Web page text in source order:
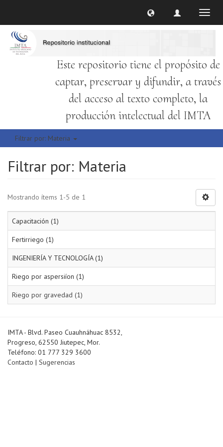
Este repositorio tiene el propósito de
captar, preservar y difundir, a través
del acceso al texto completo, la
producción intelectual del IMTA
Filtrar por: Materia
Filtrar por: Materia
Mostrando ítems 1-5 de 1
Capacitación (1)
Fertirriego (1)
INGENIERÍA Y TECNOLOGÍA (1)
Riego por aspersiíon (1)
Riego por gravedad (1)
IMTA - Blvd. Paseo Cuauhnáhuac 8532,
Progreso, 62550 Jiutepec, Mor.
Teléfono: 01 777 329 3600
Contacto | Sugerencias